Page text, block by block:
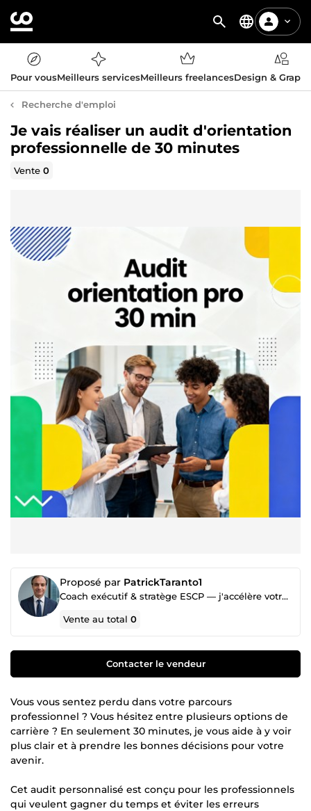
Pour vousMeilleurs servicesMeilleurs freelancesDesign &
Recherche d'emploi
Je vais réaliser un audit d'orientation
professionnelle de 30 minutes
Vente0
Proposé par PatrickTaranto1
Coach exécutif & stratège ESCP — j'accélère votre carrière, vos offres et vos résultats
Vente au total0
Contacter le vendeur
Vous vous sentez perdu dans votre parcours
professionnel ? Vous hésitez entre plusieurs options de
carrière ? En seulement 30 minutes, je vous aide à y voir
plus clair et à prendre les bonnes décisions pour votre
avenir.
Cet audit personnalisé est conçu pour les professionnels
qui veulent gagner du temps et éviter les erreurs